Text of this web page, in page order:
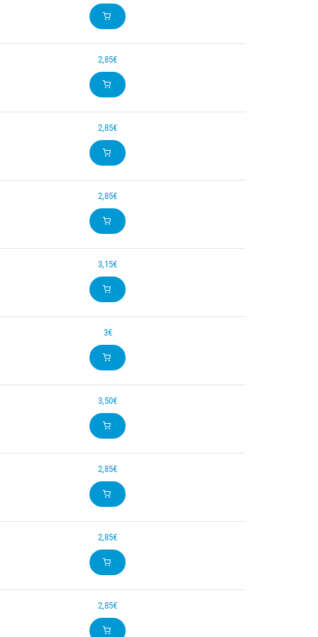
2,85€
2,85€
2,85€
3,15€
3€
3,50€
2,85€
2,85€
2,85€